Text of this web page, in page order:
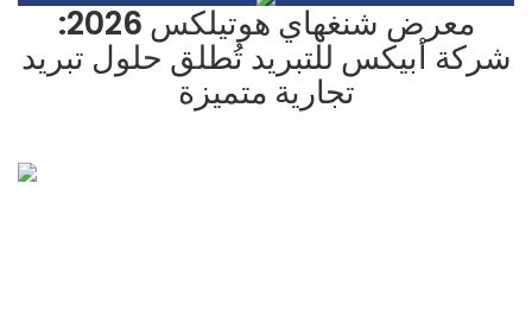
معرض شنغهاي هوتيلكس 2026:
شركة أبيكس للتبريد تُطلق حلول تبريد
تجارية متميزة